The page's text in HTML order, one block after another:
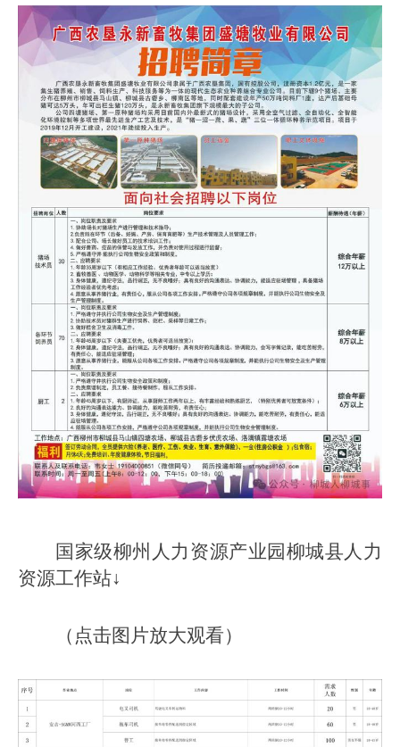
国家级柳州人力资源产业园柳城县人力
资源工作站↓
（点击图片放大观看）